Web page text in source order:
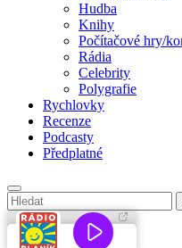
Hudba
Knihy
Počítačové hry/
Rádia
Celebrity
Polygrafie
Rychlovky
Recenze
Podcasty
Předplatné